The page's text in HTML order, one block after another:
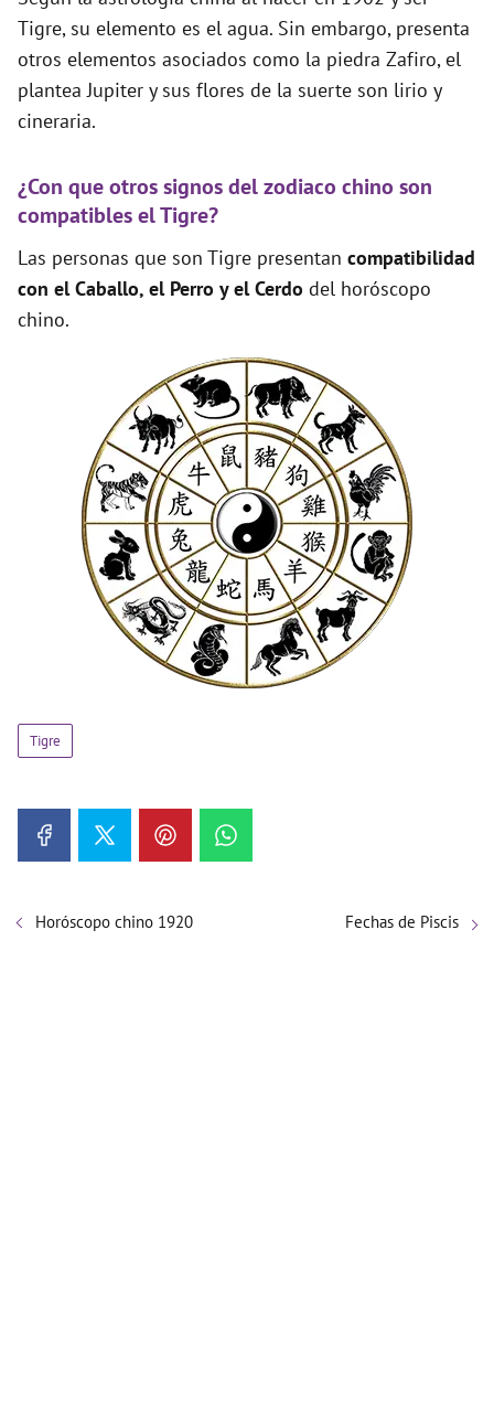
Tigre, su elemento es el agua. Sin embargo, presenta
otros elementos asociados como la piedra Zafiro, el
plantea Jupiter y sus flores de la suerte son lirio y
cineraria.
¿Con que otros signos del zodiaco chino son
compatibles el Tigre?
Las personas que son Tigre presentan compatibilidad
con el Caballo, el Perro y el Cerdo del horóscopo
chino.
Tigre
Horóscopo chino 1920 Fechas de Piscis